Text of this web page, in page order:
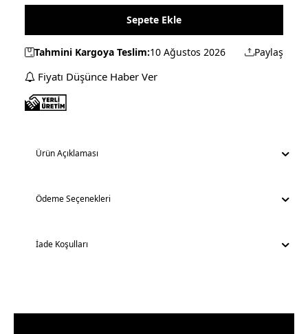
Sepete Ekle
Tahmini Kargoya Teslim:10 Ağustos 2026 Paylaş
Fiyatı Düşünce Haber Ver
Ürün Açıklaması
Ödeme Seçenekleri
İade Koşulları